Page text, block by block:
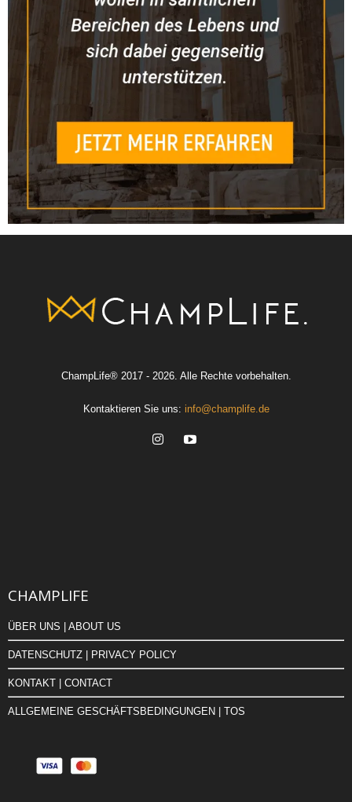
ChampLife® 2017 - 2026. Alle Rechte vorbehalten.
Kontaktieren Sie uns: info@champlife.de
CHAMPLIFE
ÜBER UNS | ABOUT US
DATENSCHUTZ | PRIVACY POLICY
KONTAKT | CONTACT
ALLGEMEINE GESCHÄFTSBEDINGUNGEN | TOS